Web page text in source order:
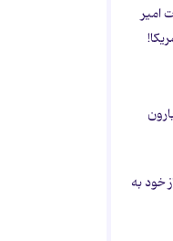
امیر
از خود به